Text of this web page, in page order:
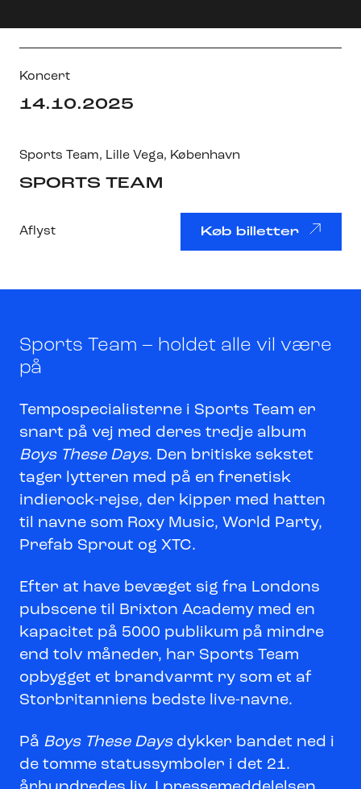
Koncert
14.10.2025
Sports Team, Lille Vega, København
SPORTS TEAM
Aflyst Køb billetter
Sports Team – holdet alle vil være
på
Tempospecialisterne i Sports Team er
snart på vej med deres tredje album
Boys These Days. Den britiske sekstet
tager lytteren med på en frenetisk
indierock-rejse, der kipper med hatten
til navne som Roxy Music, World Party,
Prefab Sprout og XTC.
Efter at have bevæget sig fra Londons
pubscene til Brixton Academy med en
kapacitet på 5000 publikum på mindre
end tolv måneder, har Sports Team
opbygget et brandvarmt ry som et af
Storbritanniens bedste live-navne.
På Boys These Daysdykker bandet ned i
de tomme statussymboler i det 21.